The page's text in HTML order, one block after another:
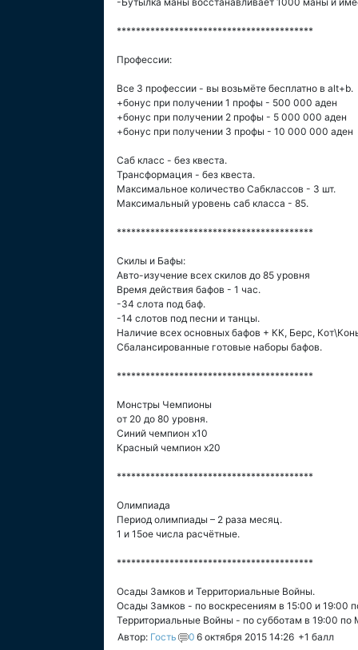
*****************************************
Профессии:
Все 3 профессии - вы возьмёте бесплатно в alt+b.
+бонус при получении 1 профы - 500 000 аден
+бонус при получении 2 профы - 5 000 000 аден
+бонус при получении 3 профы - 10 000 000 аден
Саб класс - без квеста.
Трансформация - без квеста.
Максимальное количество Сабклассов - 3 шт.
Максимальный уровень саб класса - 85.
*****************************************
Скилы и Бафы:
Авто-изучение всех скилов до 85 уровня
Время действия бафов - 1 час.
-34 слота под баф.
-14 слотов под песни и танцы.
Наличие всех основных бафов + КК, Берс,
Сбалансированные готовые наборы бафов.
*****************************************
Монстры Чемпионы
от 20 до 80 уровня.
Синий чемпион х10
Красный чемпион х20
*****************************************
Олимпиада
Период олимпиады – 2 раза месяц.
1 и 15ое числа расчётные.
*****************************************
Осады Замков и Территориальные Войны.
Осады Замков - по воскресениям в 15:00 и 19:00
Территориальные Войны - по субботам в 19:00 по
Автор: Гость 0 6 октября 2015 14:26 +1 балл